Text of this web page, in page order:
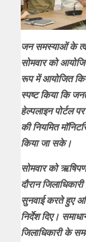
जन समस्याओं के
सोमवार को
रूप में आयोजित
स्पष्ट किया कि
हेल्पलाइन पोर्टल
की नियमित
किया जा सके।
सोमवार को
दौरान
सुनवाई करते हुए
निर्देश दिए।
जिलाधिकारी के